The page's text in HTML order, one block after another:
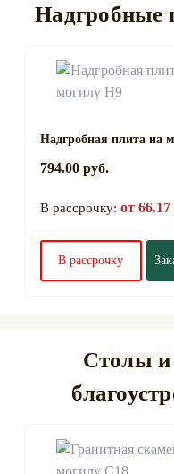
Надгробные
Надгробная плита на
794.00 руб.
В рассрочку: от 66.17
В рассрочку
Столы и